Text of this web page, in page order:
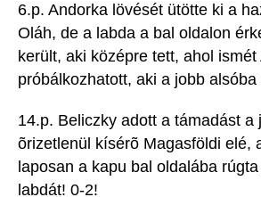
6.p. Andorka lövését ütötte ki a
Oláh, de a labda a bal oldalon
került, aki középre tett, ahol ismét
próbálkozhatott, aki a jobb alsóba
14.p. Beliczky adott a támadást a
õrizetlenül kísérõ Magasföldi elé,
laposan a kapu bal oldalába
labdát! 0-2!